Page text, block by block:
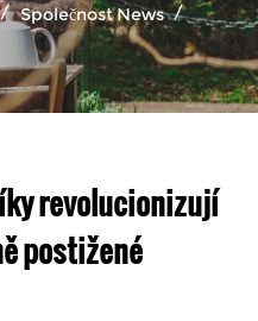
Společnost News /
revolucionizují
postižené